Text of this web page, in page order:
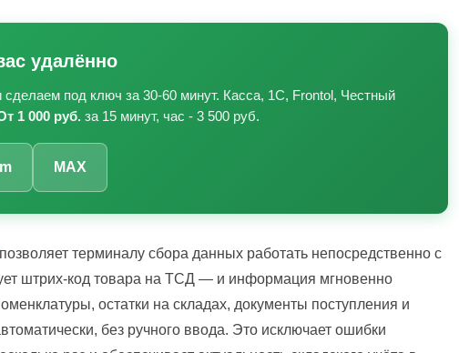
удалённо
под ключ за 30-60 минут. Касса, 1С, Frontol, Честный
1 000 руб. за 15 минут, час - 3 500 руб.
MAX
позволяет терминалу сбора данных работать непосредственно с
штрих-код товара на ТСД — и информация мгновенно
остатки на складах, документы поступления и
без ручного ввода. Это исключает ошибки